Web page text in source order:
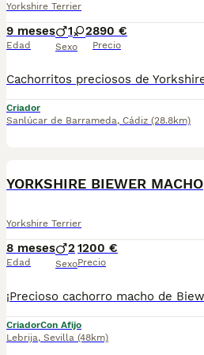
Yorkshire Terrier
9 meses
Edad
1 2
Sexo
890 €
Precio
Criador
Sanlúcar de Barrameda, Cádiz (28.8km)
YORKSHIRE BIEWER MACHO
Yorkshire Terrier
8 meses
Edad
2
Sexo
1200 €
Precio
CriadorCon Afijo
Lebrija, Sevilla (48km)